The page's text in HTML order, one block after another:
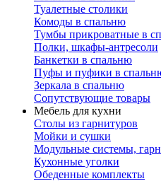
Туалетные столики
Комоды в спальню
Тумбы прикроватные в
Полки, шкафы-антресоли
Банкетки в спальню
Пуфы и пуфики в
Зеркала в спальню
Сопутствующие товары
Мебель для кухни
Столы из гарнитуров
Мойки и сушки
Модульные системы,
Кухонные уголки
Обеденные комплекты